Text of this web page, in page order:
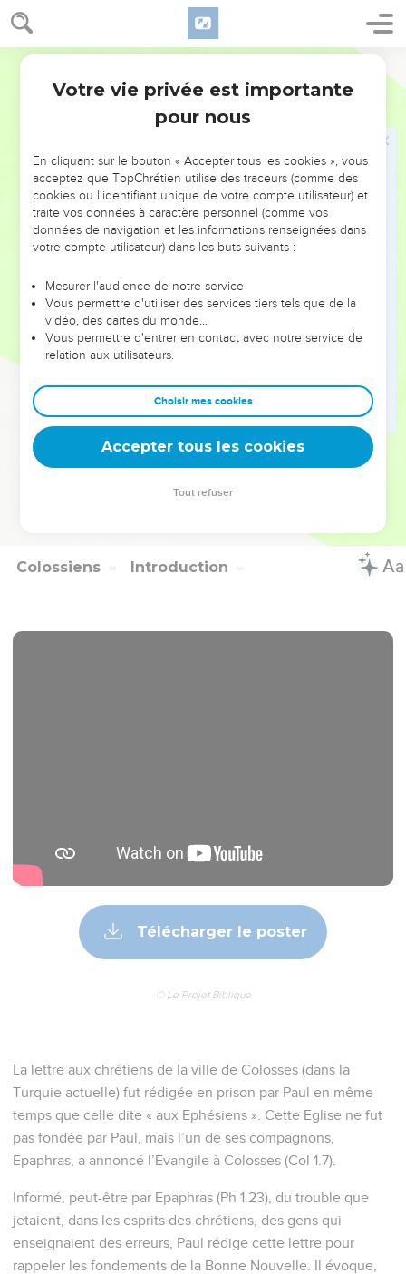
Philippiens 4
ou de qui je reçusse quelque chose, que la vôtre ;
16 Et même, quand j'étais à Thessalonique, vous m'avez
besoins.
Ce n'est pas que je recherche les dons, mais je cherche à
Or, j'ai tout reçu, et je suis dans l'abondance ; j'ai été
comblé de biens, en recevant par Épaphrodite ce que vous
m'avez envoyé, comme un parfum d'agréable odeur, un
sacrifice accepté, et agréable à Dieu.
richesses, avec gloire, en Jésus-Christ.
Or, à Dieu notre Père soit la gloire aux siècles des siècles !
Amen.
Saluez tous les Saints en Jésus-Christ ; les frères qui sont
avec moi vous saluent.
Tous les Saints vous saluent, et principalement ceux de la
Colossiens Introduction
Télécharger le poster
© Le Projet Biblique
La lettre aux chrétiens de la ville de Colosses (dans la
Turquie actuelle) fut rédigée en prison par Paul en même
temps que celle dite « aux Ephésiens ». Cette Eglise ne fut
pas fondée par Paul, mais l’un de ses compagnons,
Epaphras, a annoncé l’Evangile à Colosses (Col 1.7).
Informé, peut-être par Epaphras (Ph 1.23), du trouble que
jetaient, dans les esprits des chrétiens, des gens qui
enseignaient des erreurs, Paul rédige cette lettre pour
rappeler les fondements de la Bonne Nouvelle. Il évoque,
Votre vie privée est importante
pour nous
En cliquant sur le bouton « Accepter tous les cookies », vous
acceptez que TopChrétien utilise des traceurs (comme des
cookies ou l'identifiant unique de votre compte utilisateur) et
traite vos données à caractère personnel (comme vos
données de navigation et les informations renseignées dans
votre compte utilisateur) dans les buts suivants :
Mesurer l'audience de notre service
Vous permettre d'utiliser des services tiers tels que de la
vidéo, des cartes du monde…
Vous permettre d'entrer en contact avec notre service de
relation aux utilisateurs.
Choisir mes cookies
Accepter tous les cookies
Tout refuser